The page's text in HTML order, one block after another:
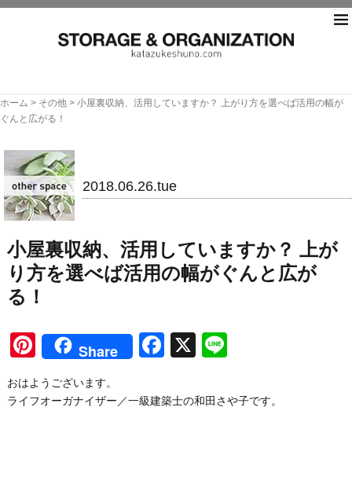
ホーム > その他 > 小屋裏収納、活用していますか？ 上がり方を選べば活用の幅が
ぐんと広がる！
2018.06.26.tue
小屋裏収納、活用していますか？ 上が
り方を選べば活用の幅がぐんと広が
る！
Pinterest
Share Facebook
X
おはようございます。
ライフオーガナイザー／一級建築士の和田さや子です。